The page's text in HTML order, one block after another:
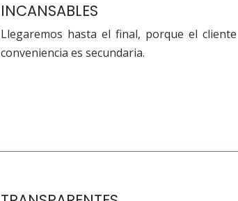
INCANSABLES
Llegaremos hasta el final, porque el
conveniencia es secundaria.